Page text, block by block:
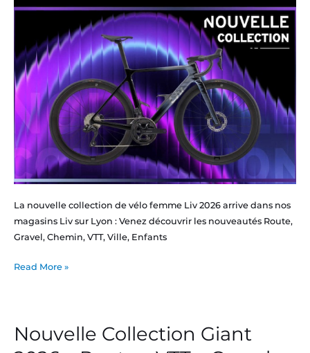
La nouvelle collection de vélo femme Liv 2026 arrive dans nos
magasins Liv sur Lyon : Venez découvrir les nouveautés Route,
Gravel, Chemin, VTT, Ville, Enfants
–
Chemin
–
Enfants
Read More »
Nouvelle Collection Giant
Nouvelle